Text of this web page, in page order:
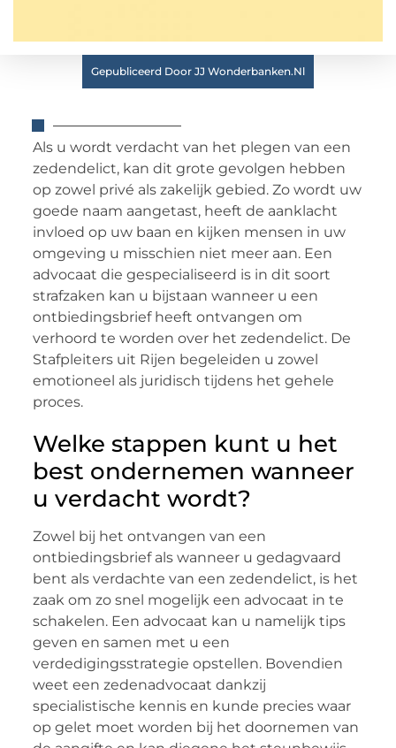
Gepubliceerd Door JJ Wonderbanken.nl
Als u wordt verdacht van het plegen van een
zedendelict, kan dit grote gevolgen hebben
op zowel privé als zakelijk gebied. Zo wordt uw
goede naam aangetast, heeft de aanklacht
invloed op uw baan en kijken mensen in uw
omgeving u misschien niet meer aan. Een
advocaat die gespecialiseerd is in dit soort
strafzaken kan u bijstaan wanneer u een
ontbiedingsbrief heeft ontvangen om
verhoord te worden over het zedendelict. De
Stafpleiters uit Rijen begeleiden u zowel
emotioneel als juridisch tijdens het gehele
proces.
Welke stappen kunt u het
best ondernemen wanneer
u verdacht wordt?
Zowel bij het ontvangen van een
ontbiedingsbrief als wanneer u gedagvaard
bent als verdachte van een zedendelict, is het
zaak om zo snel mogelijk een advocaat in te
schakelen. Een advocaat kan u namelijk tips
geven en samen met u een
verdedigingsstrategie opstellen. Bovendien
weet een zedenadvocaat dankzij
specialistische kennis en kunde precies waar
op gelet moet worden bij het doornemen van